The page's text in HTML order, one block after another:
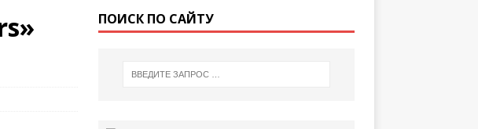
ПОИСК ПО САЙТУ